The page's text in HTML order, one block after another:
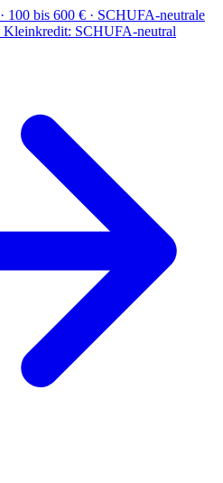
· 100 bis 600 € · SCHUFA-neutrale
Kleinkredit: SCHUFA-neutral